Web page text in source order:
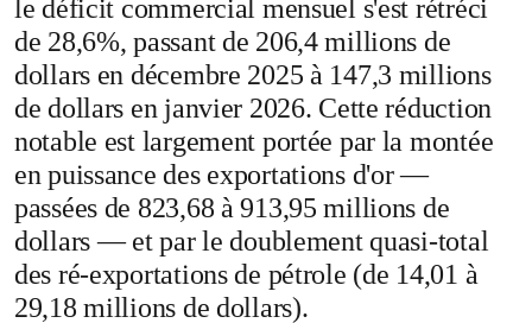
le déficit commercial mensuel s'est rétréci
de 28,6%, passant de 206,4 millions de
dollars en décembre 2025 à 147,3 millions
de dollars en janvier 2026. Cette réduction
notable est largement portée par la montée
en puissance des exportations d'or —
passées de 823,68 à 913,95 millions de
dollars — et par le doublement quasi-total
des ré-exportations de pétrole (de 14,01 à
29,18 millions de dollars).